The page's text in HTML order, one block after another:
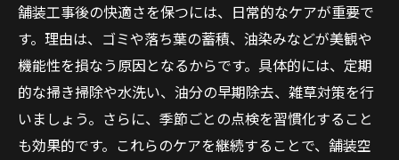
舗装工事後の快適さを保つには、日常的なケアが重要で
す。理由は、ゴミや落ち葉の蓄積、油染みなどが美観や
機能性を損なう原因となるからです。具体的には、定期
的な掃き掃除や水洗い、油分の早期除去、雑草対策を行
いましょう。さらに、季節ごとの点検を習慣化すること
も効果的です。これらのケアを継続することで、舗装空